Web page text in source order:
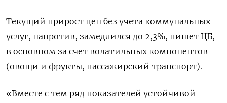
Текущий прирост цен без учета коммунальных
услуг, напротив, замедлился до 2,3%, пишет ЦБ,
в основном за счет волатильных компонентов
(овощи и фрукты, пассажирский транспорт).
«Вместе с тем ряд показателей устойчивой